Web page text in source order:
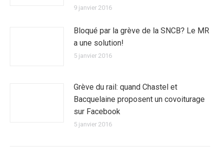
9 janvier 2016
Bloqué par la grève de la SNCB? Le MR
a une solution!
5 janvier 2016
Grève du rail: quand Chastel et
Bacquelaine proposent un covoiturage
sur Facebook
5 janvier 2016